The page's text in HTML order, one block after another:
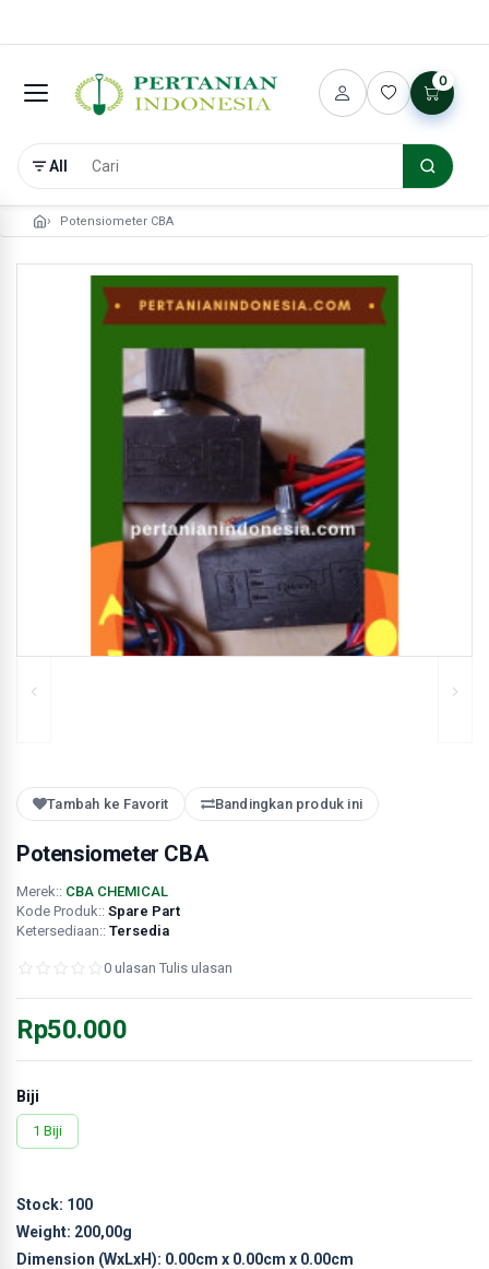
All
0
Potensiometer CBA
Tambah ke Favorit Bandingkan produk ini
Potensiometer CBA
Merek:: CBA CHEMICAL
Kode Produk:: Spare Part
Ketersediaan:: Tersedia
0 ulasan Tulis ulasan
Rp50.000
Biji
1 Biji
Stock: 100
Weight: 200,00g
Dimension (WxLxH): 0.00cm x 0.00cm x 0.00cm